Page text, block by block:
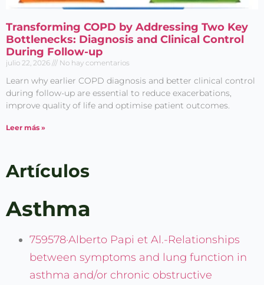
Transforming COPD by Addressing Two Key
Bottlenecks: Diagnosis and Clinical Control
During Follow-up
julio 22, 2026 No hay comentarios
Learn why earlier COPD diagnosis and better clinical control
during follow-up are essential to reduce exacerbations,
improve quality of life and optimise patient outcomes.
Leer más »
Artículos
Asthma
759578·Alberto Papi et Al.-Relationships
between symptoms and lung function in
asthma and/or chronic obstructive